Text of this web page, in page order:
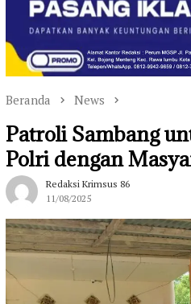
Beranda News
Patroli Sambang
Polri dengan
Redaksi Krimsus 86
11/08/2025